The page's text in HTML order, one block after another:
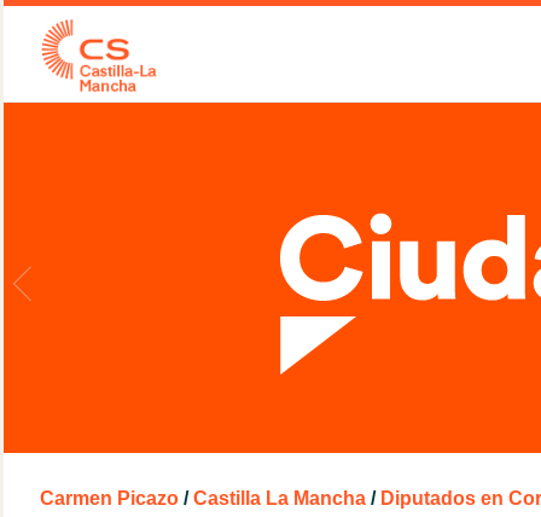
Carmen Picazo / Castilla La Mancha / Diputados en